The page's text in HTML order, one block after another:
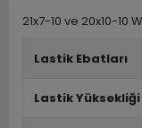
21x7-10 ve 20x10-10
Lastik Ebatları
Lastik Yüksekliği